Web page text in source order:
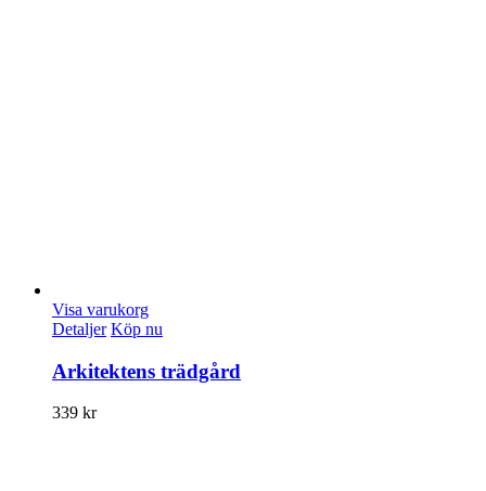
Visa varukorg
Detaljer Köp nu
Arkitektens trädgård
339 kr